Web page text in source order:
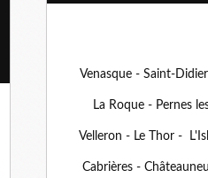
Venasque - Saint-
La Roque - Pernes
Velleron - Le Thor -
Cabrières -